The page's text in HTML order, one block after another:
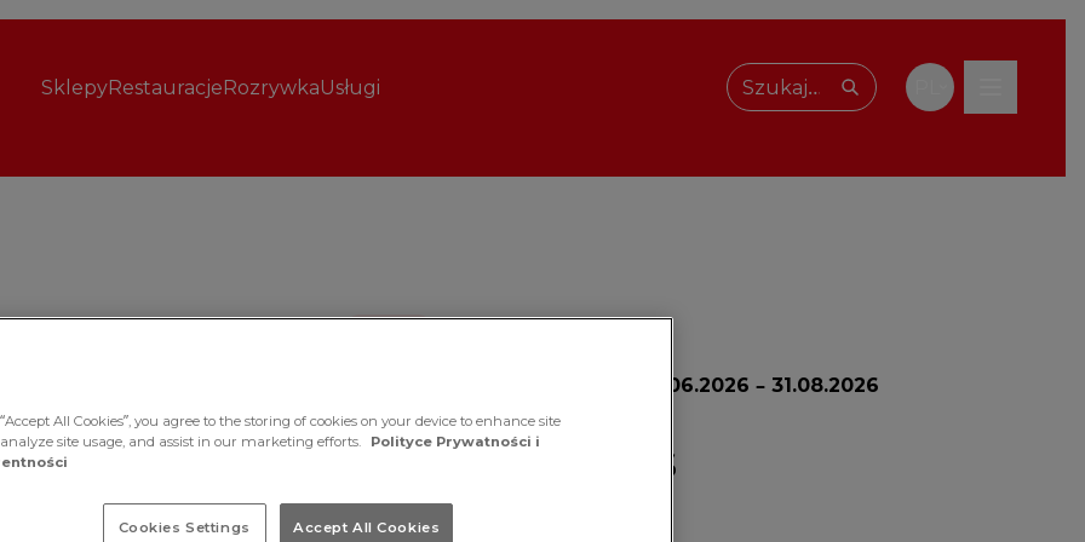
SklepyRestauracjeRozrywkaUsługi
Wpisz, czego szukasz
24.06.2026 – 31.08.2026
SALE w Wojas
All Cookies”, you agree to the storing of cookies on your device to enhance site
site usage, and assist in our marketing efforts.
Polityce Prywatności i
Cookies Settings Accept All Cookies